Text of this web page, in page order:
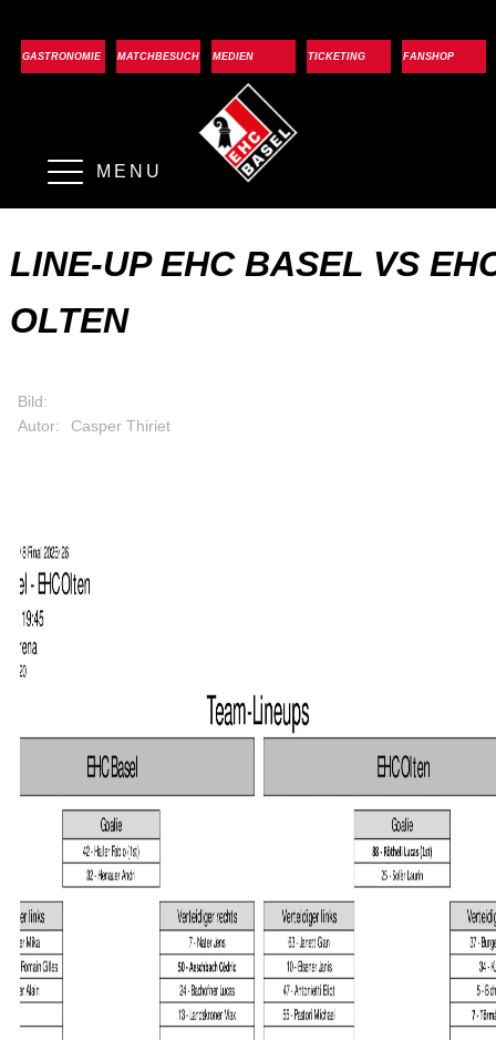
GASTRONOMIE MATCHBESUCH MEDIEN TICKETING FANSHOP
MENU
LINE-UP EHC BASEL VS
OLTEN
Bild:
Autor:
Casper Thiriet